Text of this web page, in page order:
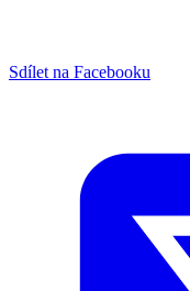
Sdílet na Facebooku